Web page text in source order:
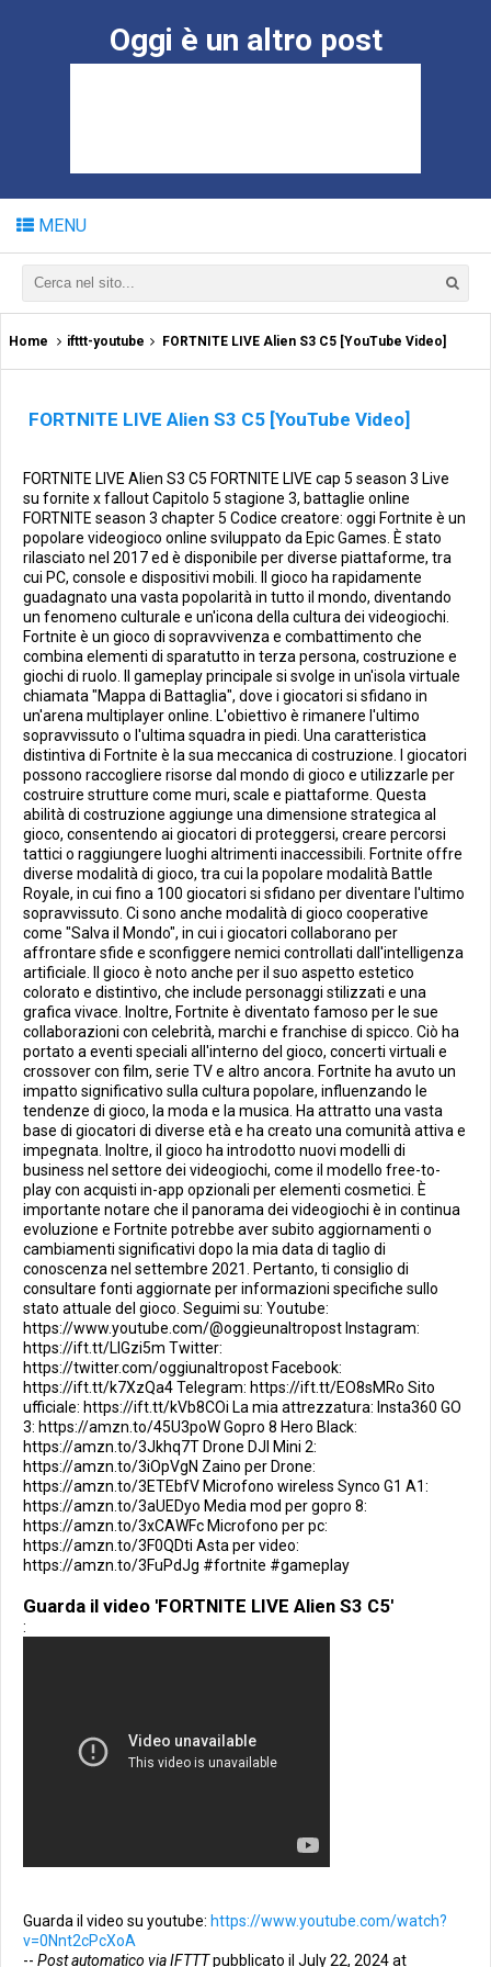
Oggi è un altro post
MENU
Home ifttt-youtube FORTNITE LIVE Alien S3 C5 [YouTube Video]
FORTNITE LIVE Alien S3 C5 [YouTube Video]
FORTNITE LIVE Alien S3 C5 FORTNITE LIVE cap 5 season 3 Live
su fornite x fallout Capitolo 5 stagione 3, battaglie online
FORTNITE season 3 chapter 5 Codice creatore: oggi Fortnite è un
popolare videogioco online sviluppato da Epic Games. È stato
rilasciato nel 2017 ed è disponibile per diverse piattaforme, tra
cui PC, console e dispositivi mobili. Il gioco ha rapidamente
guadagnato una vasta popolarità in tutto il mondo, diventando
un fenomeno culturale e un'icona della cultura dei videogiochi.
Fortnite è un gioco di sopravvivenza e combattimento che
combina elementi di sparatutto in terza persona, costruzione e
giochi di ruolo. Il gameplay principale si svolge in un'isola virtuale
chiamata "Mappa di Battaglia", dove i giocatori si sfidano in
un'arena multiplayer online. L'obiettivo è rimanere l'ultimo
sopravvissuto o l'ultima squadra in piedi. Una caratteristica
distintiva di Fortnite è la sua meccanica di costruzione. I giocatori
possono raccogliere risorse dal mondo di gioco e utilizzarle per
costruire strutture come muri, scale e piattaforme. Questa
abilità di costruzione aggiunge una dimensione strategica al
gioco, consentendo ai giocatori di proteggersi, creare percorsi
tattici o raggiungere luoghi altrimenti inaccessibili. Fortnite offre
diverse modalità di gioco, tra cui la popolare modalità Battle
Royale, in cui fino a 100 giocatori si sfidano per diventare l'ultimo
sopravvissuto. Ci sono anche modalità di gioco cooperative
come "Salva il Mondo", in cui i giocatori collaborano per
affrontare sfide e sconfiggere nemici controllati dall'intelligenza
artificiale. Il gioco è noto anche per il suo aspetto estetico
colorato e distintivo, che include personaggi stilizzati e una
grafica vivace. Inoltre, Fortnite è diventato famoso per le sue
collaborazioni con celebrità, marchi e franchise di spicco. Ciò ha
portato a eventi speciali all'interno del gioco, concerti virtuali e
crossover con film, serie TV e altro ancora. Fortnite ha avuto un
impatto significativo sulla cultura popolare, influenzando le
tendenze di gioco, la moda e la musica. Ha attratto una vasta
base di giocatori di diverse età e ha creato una comunità attiva e
impegnata. Inoltre, il gioco ha introdotto nuovi modelli di
business nel settore dei videogiochi, come il modello free-to-
play con acquisti in-app opzionali per elementi cosmetici. È
importante notare che il panorama dei videogiochi è in continua
evoluzione e Fortnite potrebbe aver subito aggiornamenti o
cambiamenti significativi dopo la mia data di taglio di
conoscenza nel settembre 2021. Pertanto, ti consiglio di
consultare fonti aggiornate per informazioni specifiche sullo
stato attuale del gioco. Seguimi su: Youtube:
https://www.youtube.com/@oggieunaltropost Instagram:
https://ift.tt/LlGzi5m Twitter:
https://twitter.com/oggiunaltropost Facebook:
https://ift.tt/k7XzQa4 Telegram: https://ift.tt/EO8sMRo Sito
ufficiale: https://ift.tt/kVb8COi La mia attrezzatura: Insta360 GO
3: https://amzn.to/45U3poW Gopro 8 Hero Black:
https://amzn.to/3Jkhq7T Drone DJI Mini 2:
https://amzn.to/3iOpVgN Zaino per Drone:
https://amzn.to/3ETEbfV Microfono wireless Synco G1 A1:
https://amzn.to/3aUEDyo Media mod per gopro 8:
https://amzn.to/3xCAWFc Microfono per pc:
https://amzn.to/3F0QDti Asta per video:
https://amzn.to/3FuPdJg #fortnite #gameplay
Guarda il video 'FORTNITE LIVE Alien S3 C5'
:
Guarda il video su youtube: https://www.youtube.com/watch?
v=0Nnt2cPcXoA
-- Post automatico via IFTTTpubblicato il July 22, 2024 at